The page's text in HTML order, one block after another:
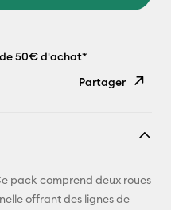
50€ d'achat*
Partager
E-mail
pack comprend deux roues
offrant des lignes de